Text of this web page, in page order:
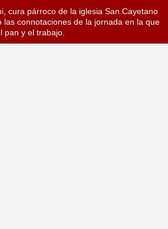
cura párroco de la iglesia San Cayetano
las connotaciones de la jornada en la que
pan y el trabajo.